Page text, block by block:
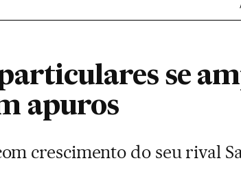
se
apuros
crescimento do seu rival